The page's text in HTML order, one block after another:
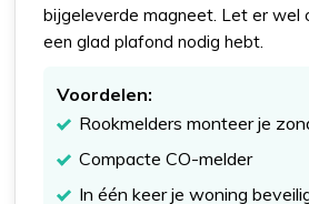
bijgeleverde magneet. Let er wel
een glad plafond nodig hebt.
Voordelen:
Rookmelders monteer je
Compacte CO-melder
In één keer je woning